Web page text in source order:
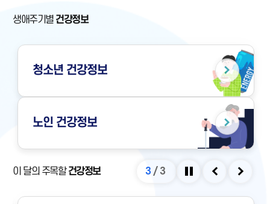
생애주기별 건강정보
청소년 건강정보
노인 건강정보
이 달의 주목할건강정보 3 /3